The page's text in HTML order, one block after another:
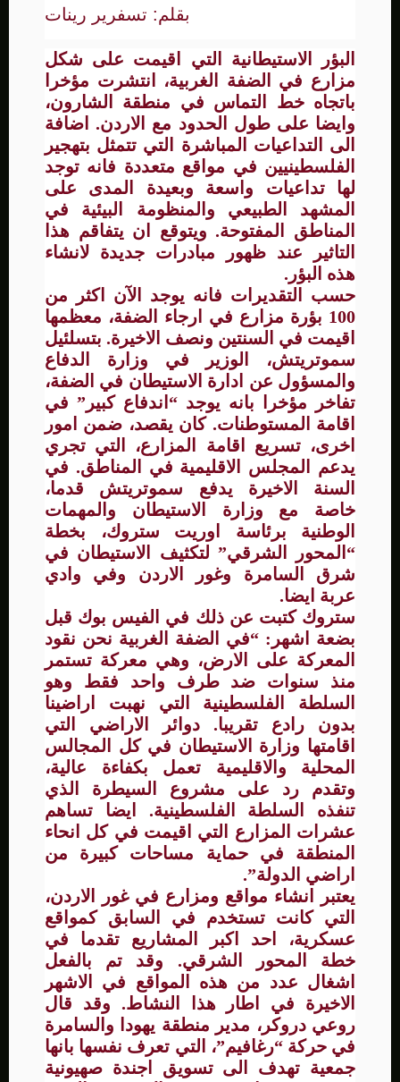
بقلم: تسفرير رينات
البؤر الاستيطانية التي اقيمت على شكل
مزارع في الضفة الغربية، انتشرت مؤخرا
باتجاه خط التماس في منطقة الشارون،
وايضا على طول الحدود مع الاردن. اضافة
الى التداعيات المباشرة التي تتمثل بتهجير
الفلسطينيين في مواقع متعددة فانه توجد
لها تداعيات واسعة وبعيدة المدى على
المشهد الطبيعي والمنظومة البيئية في
المناطق المفتوحة. ويتوقع ان يتفاقم هذا
التاثير عند ظهور مبادرات جديدة لانشاء
هذه البؤر.
حسب التقديرات فانه يوجد الآن اكثر من
100 بؤرة مزارع في ارجاء الضفة، معظمها
اقيمت في السنتين ونصف الاخيرة. بتسلئيل
سموتريتش، الوزير في وزارة الدفاع
والمسؤول عن ادارة الاستيطان في الضفة،
تفاخر مؤخرا بانه يوجد “اندفاع كبير” في
اقامة المستوطنات. كان يقصد، ضمن امور
اخرى، تسريع اقامة المزارع، التي تجري
يدعم المجلس الاقليمية في المناطق. في
السنة الاخيرة يدفع سموتريتش قدما،
خاصة مع وزارة الاستيطان والمهمات
الوطنية برئاسة اوريت ستروك، بخطة
“المحور الشرقي” لتكثيف الاستيطان في
شرق السامرة وغور الاردن وفي وادي
عربة ايضا.
ستروك كتبت عن ذلك في الفيس بوك قبل
بضعة اشهر: “في الضفة الغربية نحن نقود
المعركة على الارض، وهي معركة تستمر
منذ سنوات ضد طرف واحد فقط وهو
السلطة الفلسطينية التي نهبت اراضينا
بدون رادع تقريبا. دوائر الاراضي التي
اقامتها وزارة الاستيطان في كل المجالس
المحلية والاقليمية تعمل بكفاءة عالية،
وتقدم رد على مشروع السيطرة الذي
تنفذه السلطة الفلسطينية. ايضا تساهم
عشرات المزارع التي اقيمت في كل انحاء
المنطقة في حماية مساحات كبيرة من
اراضي الدولة”.
يعتبر انشاء مواقع ومزارع في غور الاردن،
التي كانت تستخدم في السابق كمواقع
عسكرية، احد اكبر المشاريع تقدما في
خطة المحور الشرقي. وقد تم بالفعل
اشغال عدد من هذه المواقع في الاشهر
الاخيرة في اطار هذا النشاط. وقد قال
روعي دروكر، مدير منطقة يهودا والسامرة
في حركة “رغافيم”، التي تعرف نفسها بانها
جمعية تهدف الى تسويق اجندة صهيونية